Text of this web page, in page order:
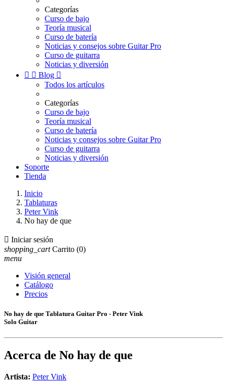
Categorías
Curso de bajo
Teoría musical
Curso de batería
Noticias y consejos sobre Guitar Pro
Curso de guitarra
Noticias y diversión
  Blog 
Todos los artículos
Categorías
Curso de bajo
Teoría musical
Curso de batería
Noticias y consejos sobre Guitar Pro
Curso de guitarra
Noticias y diversión
Soporte
Tienda
Inicio
Tablaturas
Peter Vink
No hay de que
 Iniciar sesión
shopping_cart Carrito (0)
menu
Visión general
Catálogo
Precios
No hay de que Tablatura Guitar Pro - Peter Vink
Solo Guitar
Acerca de No hay de que
Artista: Peter Vink